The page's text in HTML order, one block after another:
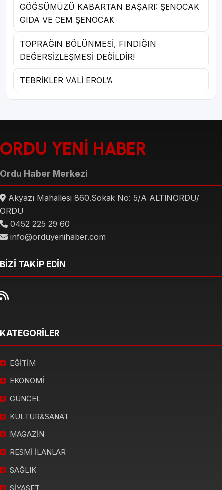
GÖĞSÜMÜZÜ KABARTAN BAŞARI: ŞENOCAK
GIDA VE CEM ŞENOCAK
TOPRAĞIN BÖLÜNMESİ, FINDIĞIN
DEĞERSİZLEŞMESİ DEĞİLDİR!
TEBRİKLER VALİ EROL’A
ORDU YENİ HABER
Ordu Haber Merkezi
Akyazı Mahallesi 860.Sokak No: 5/A ALTINORDU/
ORDU
0452 225 29 60
info@orduyenihaber.com
BİZİ TAKİP EDİN
KATEGORİLER
EĞİTİM
EKONOMİ
GÜNCEL
KÜLTÜR&SANAT
MAGAZİN
RESMİ İLANLAR
SAĞLIK
SİYASET